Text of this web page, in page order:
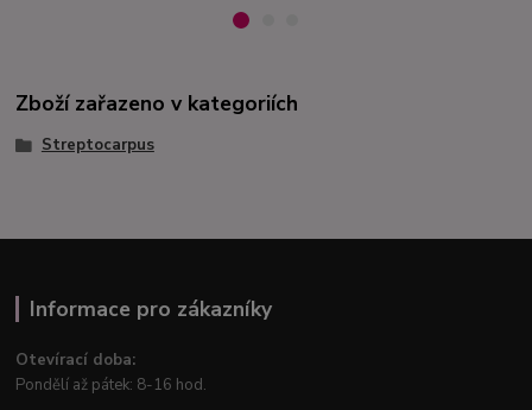
Zboží zařazeno v kategoriích
Streptocarpus
Informace pro zákazníky
Otevírací doba:
Pondělí až pátek: 8-16 hod.